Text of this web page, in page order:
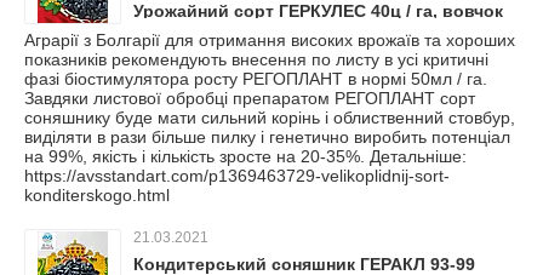
Урожайний сорт ГЕРКУЛЕС 40ц / га, вовчок
A-G, 104 дні. Імпортне насіння із Євпропи.
Аграрії з Болгарії для отримання високих врожаїв та хороших
показників рекомендують внесення по листу в усі критичні
фазі біостимулятора росту РЕГОПЛАНТ в нормі 50мл / га.
Завдяки листової обробці препаратом РЕГОПЛАНТ сорт
соняшнику буде мати сильний корінь і облиственний стовбур,
виділяти в рази більше пилку і генетично виробить потенціал
на 99%, якість і кількість зросте на 20-35%. Детальніше:
https://avsstandart.com/p1369463729-velikoplidnij-sort-
konditerskogo.html
21.03.2021
Кондитерський соняшник ГЕРАКЛ 93-99